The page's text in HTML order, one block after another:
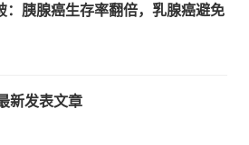
胰腺癌生存率翻倍，乳腺癌避免
新发表文章